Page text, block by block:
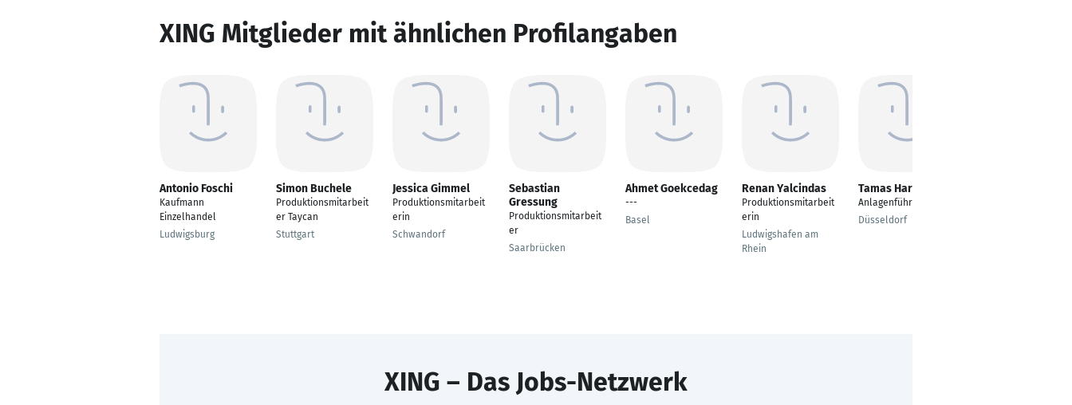
XING Mitglieder mit ähnlichen Profilangaben
Antonio Foschi
Kaufmann
Einzelhandel
Ludwigsburg
Simon Buchele
Produktionsmitarbeit
er Taycan
Stuttgart
Jessica Gimmel
Produktionsmitarbeit
erin
Schwandorf
Sebastian
Gressung
Produktionsmitarbeit
er
Saarbrücken
Ahmet Goekcedag
---
Basel
Renan Yalcindas
Produktionsmitarbeit
erin
Ludwigshafen am
Rhein
Tamas Harta
Anlagenführer
Düsseldorf
XING – Das Jobs-Netzwerk